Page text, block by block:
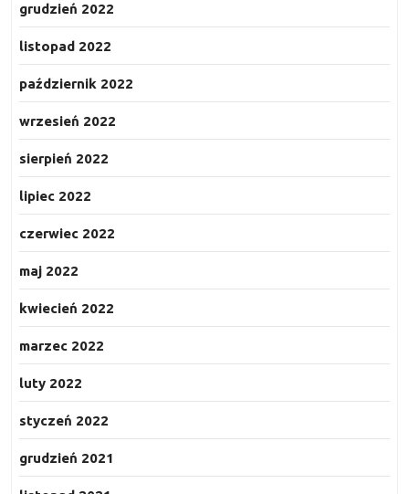
grudzień 2022
listopad 2022
październik 2022
wrzesień 2022
sierpień 2022
lipiec 2022
czerwiec 2022
maj 2022
kwiecień 2022
marzec 2022
luty 2022
styczeń 2022
grudzień 2021